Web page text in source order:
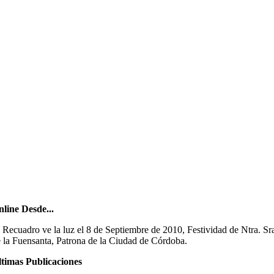
Desde...
ve la luz el 8 de Septiembre de 2010, Festividad de Ntra.
la Fuensanta, Patrona de la Ciudad de Córdoba.
Publicaciones